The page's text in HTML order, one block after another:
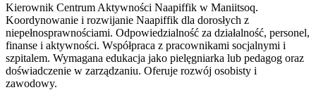
Kierownik Centrum Aktywności Naapiffik w Maniitsoq.
Koordynowanie i rozwijanie Naapiffik dla dorosłych z
niepełnosprawnościami. Odpowiedzialność za działalność, personel,
finanse i aktywności. Współpraca z pracownikami socjalnymi i
szpitalem. Wymagana edukacja jako pielęgniarka lub pedagog oraz
doświadczenie w zarządzaniu. Oferuje rozwój osobisty i
zawodowy.